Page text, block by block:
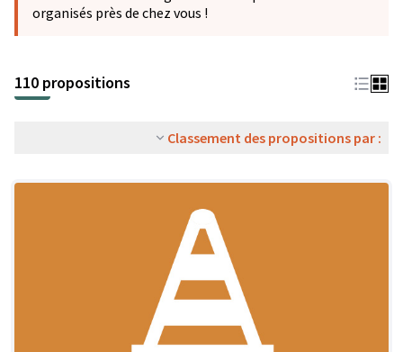
organisés près de chez vous !
110 propositions
Classement des propositions par :